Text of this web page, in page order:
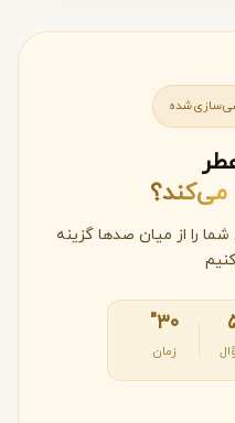
می‌کند؟
شما را از میان صدها گزینه
۳۰"
زمان